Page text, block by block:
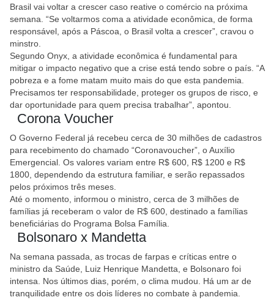
Brasil vai voltar a crescer caso reative o comércio na próxima
semana. “Se voltarmos coma a atividade econômica, de forma
responsável, após a Páscoa, o Brasil volta a crescer”, cravou o
minstro.
Segundo Onyx, a atividade econômica é fundamental para
mitigar o impacto negativo que a crise está tendo sobre o país. “A
pobreza e a fome matam muito mais do que esta pandemia.
Precisamos ter responsabilidade, proteger os grupos de risco, e
dar oportunidade para quem precisa trabalhar”, apontou.
Corona Voucher
O Governo Federal já recebeu cerca de 30 milhões de cadastros
para recebimento do chamado “Coronavoucher”, o Auxílio
Emergencial. Os valores variam entre R$ 600, R$ 1200 e R$
1800, dependendo da estrutura familiar, e serão repassados
pelos próximos três meses.
Até o momento, informou o ministro, cerca de 3 milhões de
famílias já receberam o valor de R$ 600, destinado a famílias
beneficiárias do Programa Bolsa Família.
Bolsonaro x Mandetta
Na semana passada, as trocas de farpas e críticas entre o
ministro da Saúde, Luiz Henrique Mandetta, e Bolsonaro foi
intensa. Nos últimos dias, porém, o clima mudou. Há um ar de
tranquilidade entre os dois líderes no combate à pandemia.